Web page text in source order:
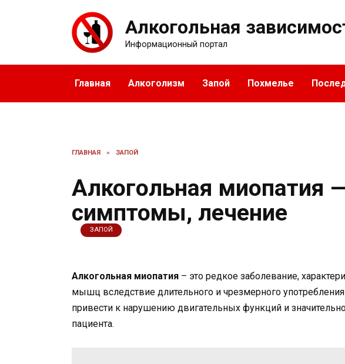
Алкогольная
Информационный портал
Главная Алкоголизм Запой Похмелье
ГЛАВНАЯ » ЗАПОЙ
Алкогольная миопатия
симптомы, лечение
ЗАПОЙ
Алкогольная миопатия – это редкое заболевание,
мышц вследствие длительного и чрезмерного
привести к нарушению двигательных функций и
пациента.